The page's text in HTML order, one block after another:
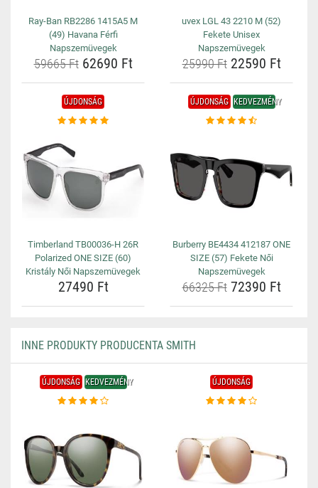
Ray-Ban RB2286 1415A5 M
(49) Havana Férfi
Napszemüvegek
59665 Ft62690 Ft
uvex LGL 43 2210 M (52)
Fekete Unisex
Napszemüvegek
25990 Ft22590 Ft
ÚJDONSÁG
Timberland TB00036-H 26R
Polarized ONE SIZE (60)
Kristály Női Napszemüvegek
27490 Ft
ÚJDONSÁG KEDVEZMÉNY
Burberry BE4434 412187 ONE
SIZE (57) Fekete Női
Napszemüvegek
66325 Ft72390 Ft
INNE PRODUKTY PRODUCENTA SMITH
ÚJDONSÁG KEDVEZMÉNY ÚJDONSÁG